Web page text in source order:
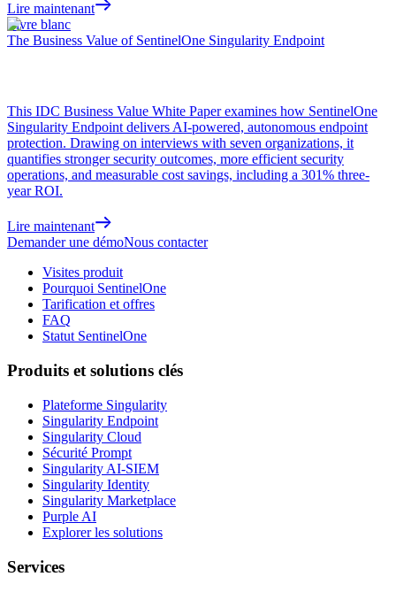
Lire maintenant
Livre blanc
The Business Value of SentinelOne Singularity Endpoint
This IDC Business Value White Paper examines how SentinelOne
Singularity Endpoint delivers AI-powered, autonomous endpoint
protection. Drawing on interviews with seven organizations, it
quantifies stronger security outcomes, more efficient security
operations, and measurable cost savings, including a 301% three-
year ROI.
Lire maintenant
Demander une démoNous contacter
Visites produit
Pourquoi SentinelOne
Tarification et offres
FAQ
Statut SentinelOne
Produits et solutions clés
Plateforme Singularity
Singularity Endpoint
Singularity Cloud
Sécurité Prompt
Singularity AI-SIEM
Singularity Identity
Singularity Marketplace
Purple AI
Explorer les solutions
Services